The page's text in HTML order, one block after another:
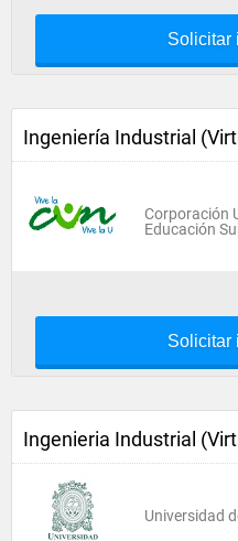
Solicitar
Ingeniería Industrial
Corporación
Educación
Solicitar
Ingenieria Industrial
Universidad